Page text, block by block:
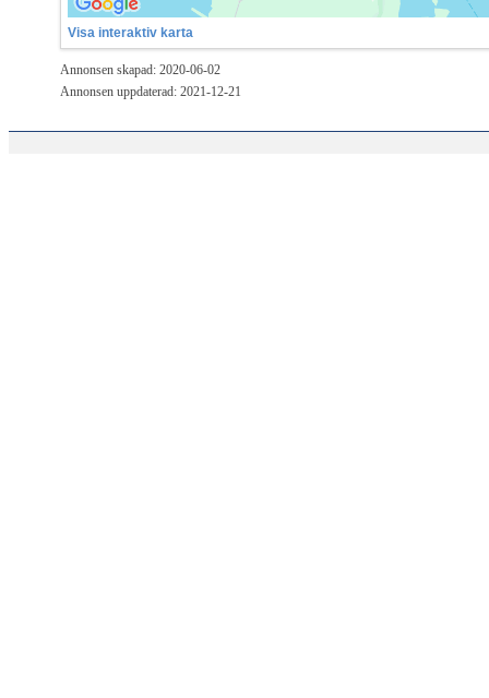
Visa interaktiv karta
Annonsen skapad: 2020-06-02
Annonsen uppdaterad: 2021-12-21